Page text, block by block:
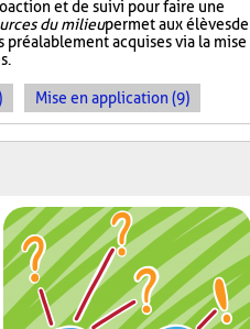
et de suivi pour faire une
du milieupermet aux élèves de
acquises via la mise
Mise en application (9)